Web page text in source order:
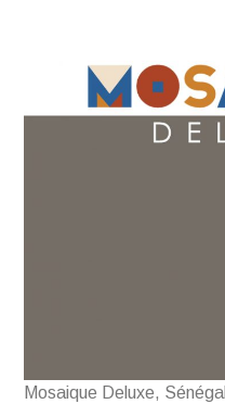
Mosaique Deluxe, Sénégal